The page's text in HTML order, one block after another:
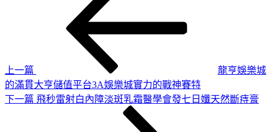
上一篇
龍亨娛樂城
的滿貫大亨儲值平台3A娛樂城實力的戰神賽特
下
下一篇 飛秒雷射白內障淡斑乳霜醫學會發七日孅天然斷痔膏